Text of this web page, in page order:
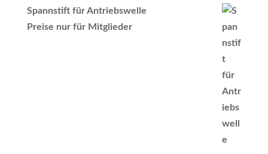
Spannstift für Antriebswelle
Preise nur für Mitglieder